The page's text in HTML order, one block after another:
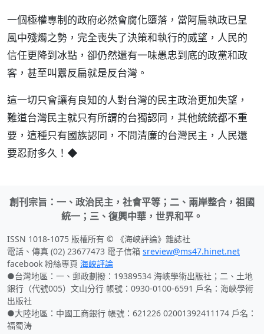
一個極權專制的政府必然會腐化墮落，當阿扁執政已呈
風中殘燭之勢，完全喪失了決策和執行的威望，人民的
信任更降到冰點，卻仍然還有一味愚忠到底的政黨和政
客，甚至叫囂反扁就是反台灣。
這一切只會讓有良知的人對台灣的民主政治更加失望，
難道台灣民主就只有所謂的台獨認同，其他統統都不重
要，這種只有國族認同，不問清廉的台灣民主，人民還
要忍耐多久！◆
創刊宗旨：一、政治民主，社會平等；二、兩岸整合，祖國
統一；三、復興中華，世界和平。
ISSN 1018-1075 版權所有 © 《海峽評論》雜誌社
電話、傳真 (02) 23677473 電子信箱 sreview@ms47.hinet.net
facebook 粉絲專頁 海峽評論
●台灣地區：一、郵政劃撥：19389534 海峽學術出版社；二、土地
銀行（代號005）文山分行 帳號：0930-0100-6591 戶名：海峽學術
出版社
●大陸地區：中國工商銀行 帳號：621226 02001392411174 戶名：
福蜀涛